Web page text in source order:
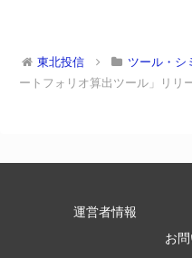
東北投信 ツール・シ
ートフォリオ算出ツール」リリ
運営者情報
お